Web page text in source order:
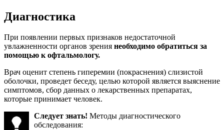
Диагностика
При появлении первых признаков недостаточной
увлажненности органов зрения необходимо обратиться за
помощью к офтальмологу.
Врач оценит степень гиперемии (покраснения) слизистой
оболочки, проведет беседу, целью которой является выяснение
симптомов, сбор данных о лекарственных препаратах,
которые принимает человек.
Следует знать! Методы диагностического
обследования: